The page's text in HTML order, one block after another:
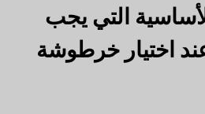
التي يجب
اختيار خرطوشة